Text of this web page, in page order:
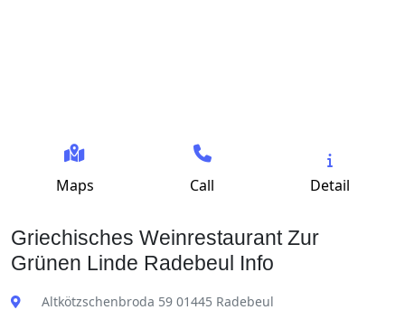
Maps Call Detail
Griechisches Weinrestaurant Zur
Grünen Linde Radebeul Info
Altkötzschenbroda 59 01445 Radebeul